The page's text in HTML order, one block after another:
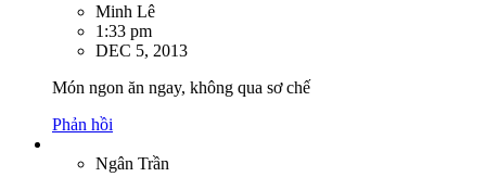
Minh Lê
1:33 pm
DEC 5, 2013
Món ngon ăn ngay, không qua sơ chế
Phản hồi
Ngân Trần